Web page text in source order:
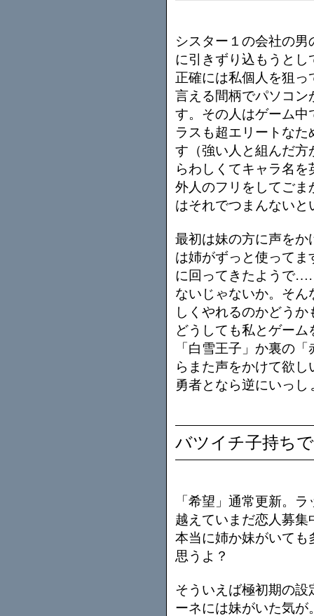
シスター１の会社の
に引きずり込もうとし
正確には私個人を狙
言える間柄でパソコン
す。その人はゲーム中
ラスも超エリートな
す（強い人と組んだ方
らわしくてキャラ名
外人のフリをしてごま
はそれでつまんない
最初は妹の方に声をか
は姉がずっと使って
に回ってきたようで
ないじゃないか。そ
しくやれるのかどう
どうしても私とゲー
「白雪王子」か裏の
らまた声をかけて欲
勇者となら逆にいっ
バツイチ子持ち
「希望」通常更新。
越えていまだ恋人募
本当に姉か妹がいても
思うよ？
そういえば極初期の
ーネには妹がいた気